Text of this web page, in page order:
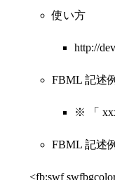
使い方
http://
FBML 記述
※ 「
FBML 記述
<fb:swf